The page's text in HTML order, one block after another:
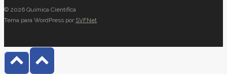
© 2026 Química Científica
Tema para WordPress por SVFNet